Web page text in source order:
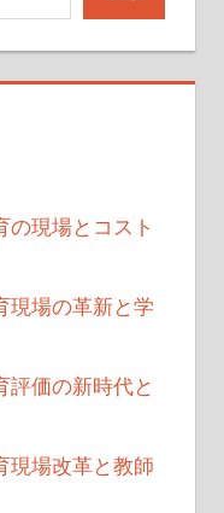
現場とコスト
現場の革新と学
評価の新時代と
現場改革と教師